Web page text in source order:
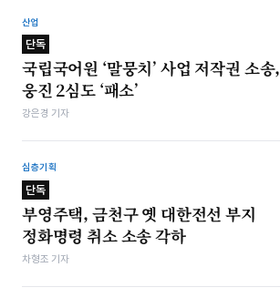
산업
단독
국립국어원 ‘말뭉치’ 사업 저작권 소송,
웅진 2심도 ‘패소’
강은경 기자
심층기획
단독
부영주택, 금천구 옛 대한전선 부지
정화명령 취소 소송 각하
차형조 기자